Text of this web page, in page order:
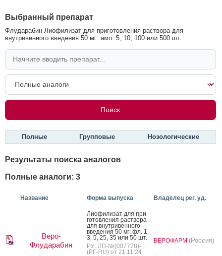
Выбранный препарат
Флударабин Лиофилизат для приготовления раствора для
внутривенного введения 50 мг: амп. 5, 10, 100 или 500 шт.
Полные Групповые Нозологические
Результаты поиска аналогов
Полные аналоги: 3
Название Форма выпуска Владелец рег. уд.
Веро-
Флударабин
Ли­офи­лизат для при­
готов­ле­ния рас­тво­ра
для внут­ри­вен­но­го
вве­дения 50 мг: фл. 1,
3, 5, 25, 35 или 50 шт.
РУ: ЛП-№(007778)-
(РГ-RU) от 21.11.24
ВЕРОФАРМ (Россия)